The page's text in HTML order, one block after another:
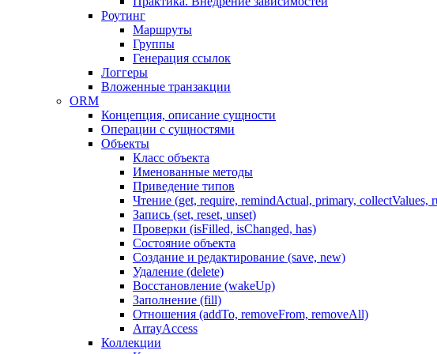
Роутинг
Маршруты
Группы
Генерация ссылок
Логгеры
Вложенные транзакции
ORM
Концепция, описание сущности
Операции с сущностями
Объекты
Класс объекта
Именованные методы
Приведение типов
Чтение (get, require, remindActual, primary, collectValues,
Запись (set, reset, unset)
Проверки (isFilled, isChanged, has)
Состояние объекта
Создание и редактирование (save, new)
Удаление (delete)
Восстановление (wakeUp)
Заполнение (fill)
Отношения (addTo, removeFrom, removeAll)
ArrayAccess
Коллекции